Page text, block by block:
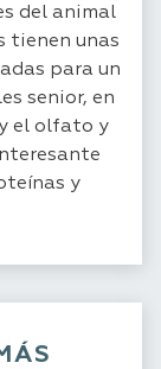
del animal
tienen unas
para un
senior, en
el olfato y
y